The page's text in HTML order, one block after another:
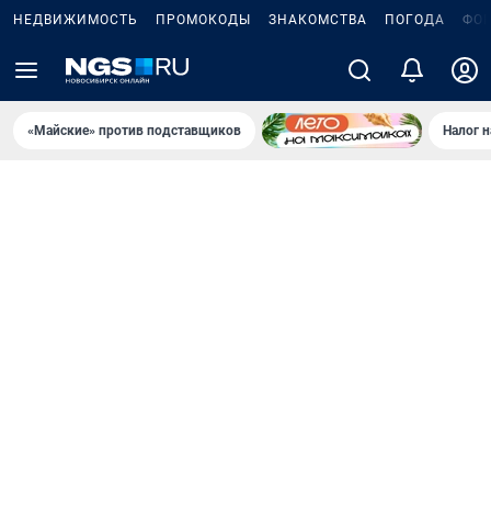
НЕДВИЖИМОСТЬ ПРОМОКОДЫ ЗНАКОМСТВА ПОГОДА
«Майские» против подставщиков Налог